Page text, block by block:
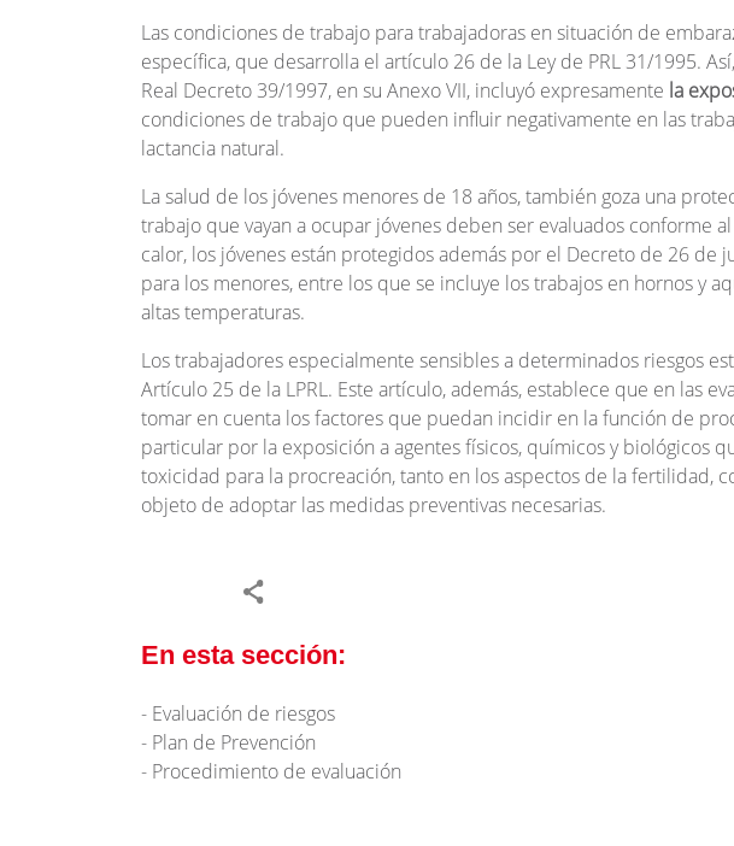
Las condiciones de trabajo para trabajadoras en situación de
específica, que desarrolla el artículo 26 de la Ley de PRL 31/1995.
Real Decreto 39/1997, en su Anexo VII, incluyó expresamente la
condiciones de trabajo que pueden influir negativamente en las
lactancia natural.
La salud de los jóvenes menores de 18 años, también goza una
trabajo que vayan a ocupar jóvenes deben ser evaluados conforme
calor, los jóvenes están protegidos además por el Decreto de 26
para los menores, entre los que se incluye los trabajos en hornos y
altas temperaturas.
Los trabajadores especialmente sensibles a determinados riesgos
Artículo 25 de la LPRL. Este artículo, además, establece que en las
tomar en cuenta los factores que puedan incidir en la función de
particular por la exposición a agentes físicos, químicos y biológicos
toxicidad para la procreación, tanto en los aspectos de la fertilidad,
objeto de adoptar las medidas preventivas necesarias.
En esta sección:
Evaluación de riesgos
Plan de Prevención
Procedimiento de evaluación